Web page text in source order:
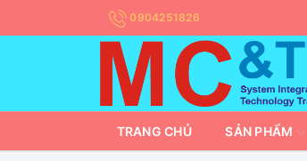
0904251826
TRANG CHỦ SẢN PHẨM